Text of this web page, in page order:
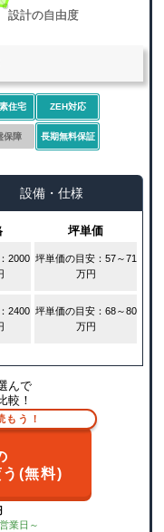
住宅 ZEH対応
保障 長期無料保証
設備・仕様
坪単価
2000 坪単価の目安：57～71
万円
2400 坪単価の目安：68～80
万円
んで
較！
もう！
う(無料)
営業日～